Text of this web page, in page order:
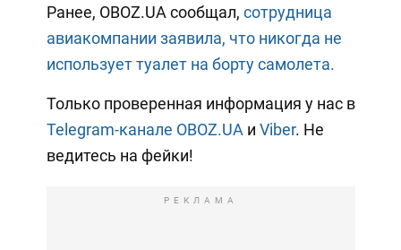
Ранее, OBOZ.UA сообщал, сотрудница
авиакомпании заявила, что никогда не
использует туалет на борту самолета.
Только проверенная информация у нас в
Telegram-канале OBOZ.UA и Viber. Не
ведитесь на фейки!
РЕКЛАМА